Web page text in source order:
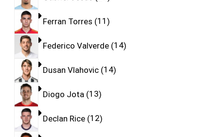
Ferran Torres 11
Federico Valverde 14
Dusan Vlahovic 14
Diogo Jota 13
Declan Rice 12